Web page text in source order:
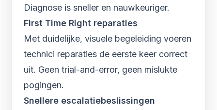
Diagnose is sneller en nauwkeuriger.
First Time Right reparaties
Met duidelijke, visuele begeleiding voeren
technici reparaties de eerste keer correct
uit. Geen trial-and-error, geen mislukte
pogingen.
Snellere escalatiebeslissingen